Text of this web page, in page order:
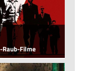
Raub-Filme